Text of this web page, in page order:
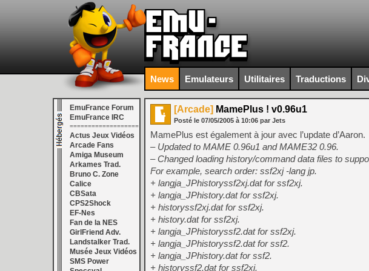
News Emulateurs Utilitaires Traductions
EmuFrance Forum
EmuFrance IRC
===================
Actus Jeux Vidéos
Arcade Fans
Amiga Museum
Arkames Trad.
Bruno C. Zone
Calice
CBSata
CPS2Shock
EF-Nes
Fan de la NES
GirlFriend Adv.
Landstalker Trad.
Musée Jeux Vidéos
SMS Power
[Arcade] MamePlus ! v0.96u1
Posté le 07/05/2005 à 10:06 par Jets
MamePlus est également à jour avec l’update d’Aaron.
– Updated to MAME 0.96u1 and MAME32 0.96.
– Changed loading history/command data files to
For example, search order: ssf2xj -lang jp.
+ langja_JPhistoryssf2xj.dat for ssf2xj.
+ langja_JPhistory.dat for ssf2xj.
+ historyssf2xj.dat for ssf2xj.
+ history.dat for ssf2xj.
+ langja_JPhistoryssf2.dat for ssf2xj.
+ langja_JPhistoryssf2.dat for ssf2.
+ langja_JPhistory.dat for ssf2.
+ historyssf2.dat for ssf2xj.